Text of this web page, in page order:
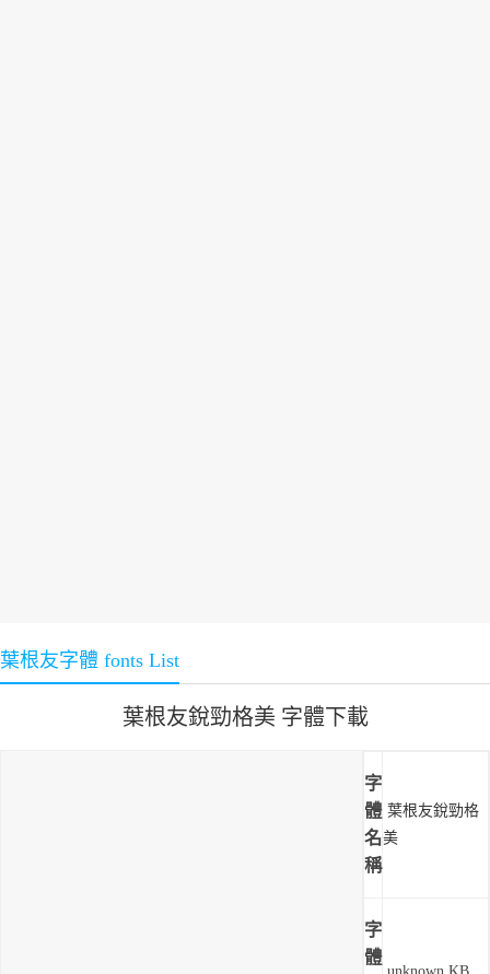
葉根友字體 fonts List
葉根友銳勁格美 字體下載
字
體
名
稱
葉根友銳勁格
美
字
體